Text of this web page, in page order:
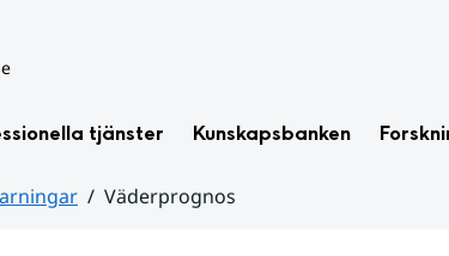
tjänster Kunskapsbanken
Väderprognos